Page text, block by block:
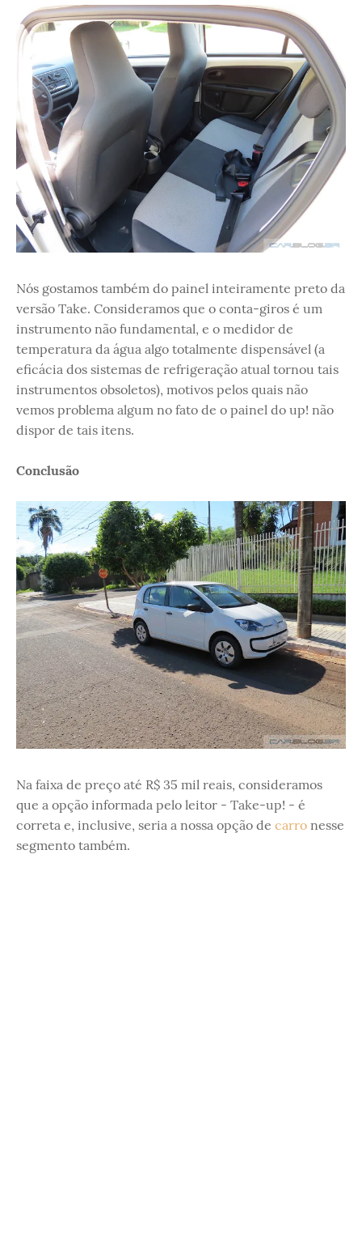
Nós gostamos também do painel inteiramente preto da
versão Take. Consideramos que o conta-giros é um
instrumento não fundamental, e o medidor de
temperatura da água algo totalmente dispensável (a
eficácia dos sistemas de refrigeração atual tornou tais
instrumentos obsoletos), motivos pelos quais não
vemos problema algum no fato de o painel do up! não
dispor de tais itens.
Conclusão
Na faixa de preço até R$ 35 mil reais, consideramos
que a opção informada pelo leitor - Take-up! - é
correta e, inclusive, seria a nossa opção de carro nesse
segmento também.